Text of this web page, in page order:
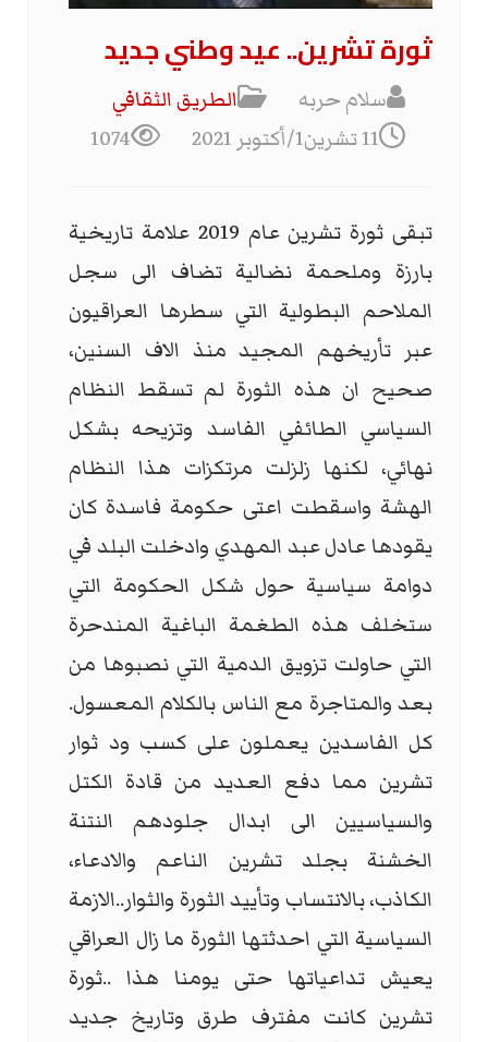
ثورة تشرين.. عيد وطني جديد
سلام حربه
الطریق الثقافي
11 تشرين1/أكتوبر 2021
1074
تبقى ثورة تشرين عام 2019 علامة تاريخية
بارزة وملحمة نضالية تضاف الى سجل
الملاحم البطولية التي سطرها العراقيون
عبر تأريخهم المجيد منذ الاف السنين،
صحيح ان هذه الثورة لم تسقط النظام
السياسي الطائفي الفاسد وتزيحه بشكل
نهائي، لكنها زلزلت مرتكزات هذا النظام
الهشة واسقطت اعتى حكومة فاسدة كان
يقودها عادل عبد المهدي وادخلت البلد في
دوامة سياسية حول شكل الحكومة التي
ستخلف هذه الطغمة الباغية المندحرة
التي حاولت تزويق الدمية التي نصبوها من
بعد والمتاجرة مع الناس بالكلام المعسول.
كل الفاسدين يعملون على كسب ود ثوار
تشرين مما دفع العديد من قادة الكتل
والسياسيين الى ابدال جلودهم النتنة
الخشنة بجلد تشرين الناعم والادعاء،
الكاذب، بالانتساب وتأييد الثورة والثوار..الازمة
السياسية التي احدثتها الثورة ما زال العراقي
يعيش تداعياتها حتى يومنا هذا ..ثورة
تشرين كانت مفترف طرق وتاريخ جديد